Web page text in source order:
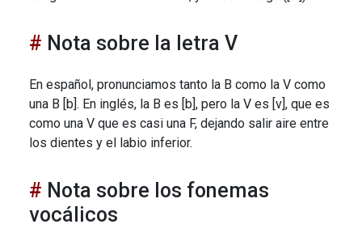
Nota sobre la letra V
En español, pronunciamos tanto la B como la V como
una B [b]. En inglés, la B es [b], pero la V es [v], que es
como una V que es casi una F, dejando salir aire entre
los dientes y el labio inferior.
Nota sobre los fonemas
vocálicos